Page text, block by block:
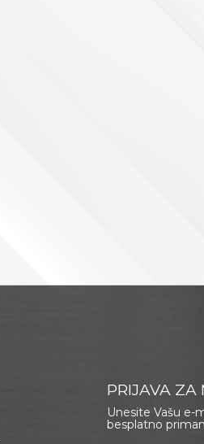
PRIJAVA ZA
Unesite Vašu e-
besplatno